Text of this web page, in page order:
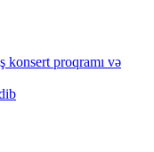
konsert proqramı və